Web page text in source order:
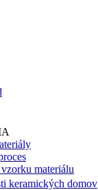
materiálu
keramických domov